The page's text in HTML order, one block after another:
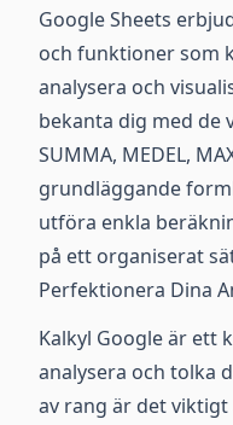
Google Sheets
och funktioner som
analysera och
bekanta dig med de
SUMMA, MEDEL,
grundläggande
utföra enkla
på ett organiserat
Perfektionera Dina
Kalkyl Google är
analysera och tolka
av rang är det